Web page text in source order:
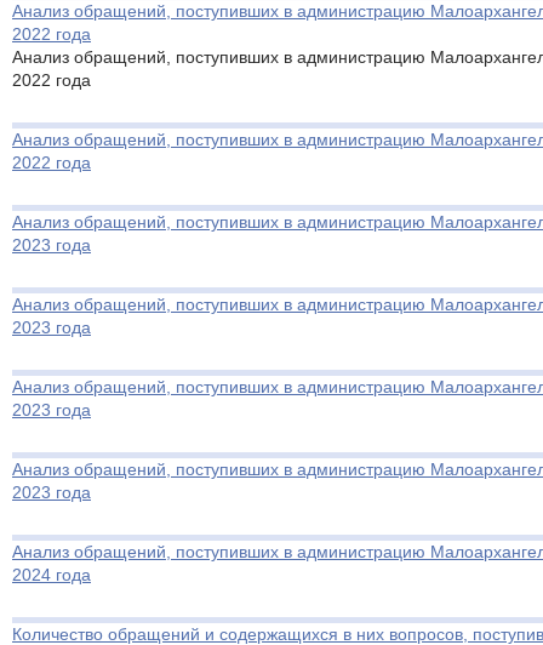
Анализ обращений, поступивших в администрацию
2022 года
Анализ обращений, поступивших в администрацию
2022 года
Анализ обращений, поступивших в администрацию
2022 года
Анализ обращений, поступивших в администрацию
2023 года
Анализ обращений, поступивших в администрацию
2023 года
Анализ обращений, поступивших в администрацию
2023 года
Анализ обращений, поступивших в администрацию
2023 года
Анализ обращений, поступивших в администрацию
2024 года
Количество обращений и содержащихся в них вопросов,